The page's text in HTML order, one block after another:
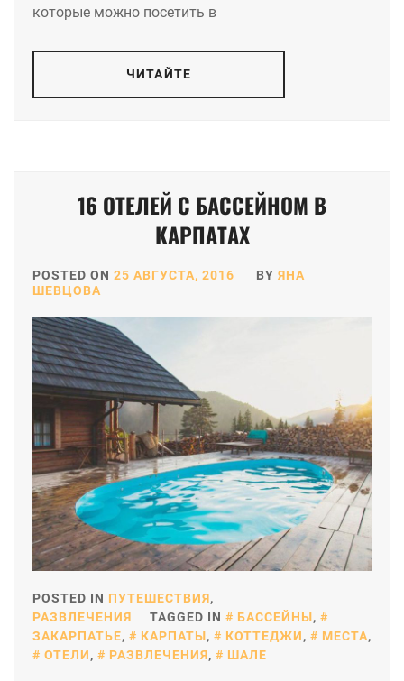
которые можно посетить в
ЧИТАЙТЕ
16 ОТЕЛЕЙ С БАССЕЙНОМ В
КАРПАТАХ
POSTED ON 25 АВГУСТА, 2016 BY ЯНА
ШЕВЦОВА
POSTED IN ПУТЕШЕСТВИЯ,
РАЗВЛЕЧЕНИЯ
TAGGED IN БАССЕЙНЫ,
ЗАКАРПАТЬЕ, КАРПАТЫ, КОТТЕДЖИ, МЕСТА,
ОТЕЛИ, РАЗВЛЕЧЕНИЯ, ШАЛЕ